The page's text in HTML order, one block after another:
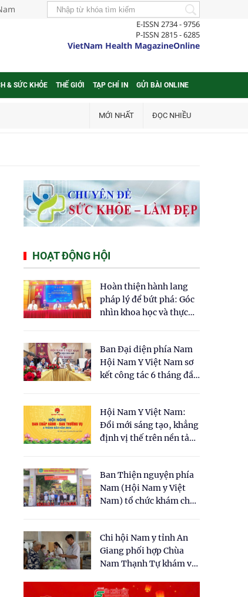
E-ISSN 2734 - 9756
P-ISSN 2815 - 6285
VietNam Health MagazineOnline
& SỨC KHỎE THẾ GIỚI TẠP CHÍ IN GỬI BÀI ONLINE
MỚI NHẤT ĐỌC NHIỀU
HOẠT ĐỘNG HỘI
Hoàn thiện hành lang
pháp lý để bứt phá: Góc
nhìn khoa học và thực
cho Luật Y dược cổ
truyền Việt Nam"
Ban Đại diện phía Nam
Hội Nam Y Việt Nam sơ
kết công tác 6 tháng đầu
Hội Nam Y Việt Nam:
Đổi mới sáng tạo, khẳng
định vị thế trên nền tảng
Ban Thiện nguyện phía
Nam (Hội Nam y Việt
Nam) tổ chức khám chữa
dân tại xã Tân Tập
Chi hội Nam y tỉnh An
Giang phối hợp Chùa
Nam Thạnh Tự khám và
nhân dân